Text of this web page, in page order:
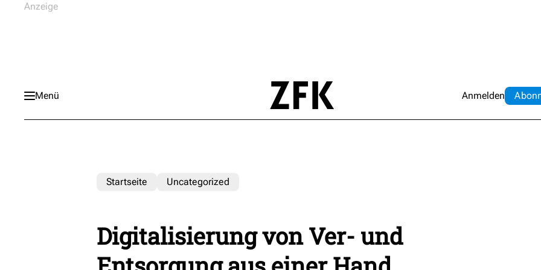
Menü Anmelden Abo
Startseite Uncategorized
Digitalisierung von Ver- und